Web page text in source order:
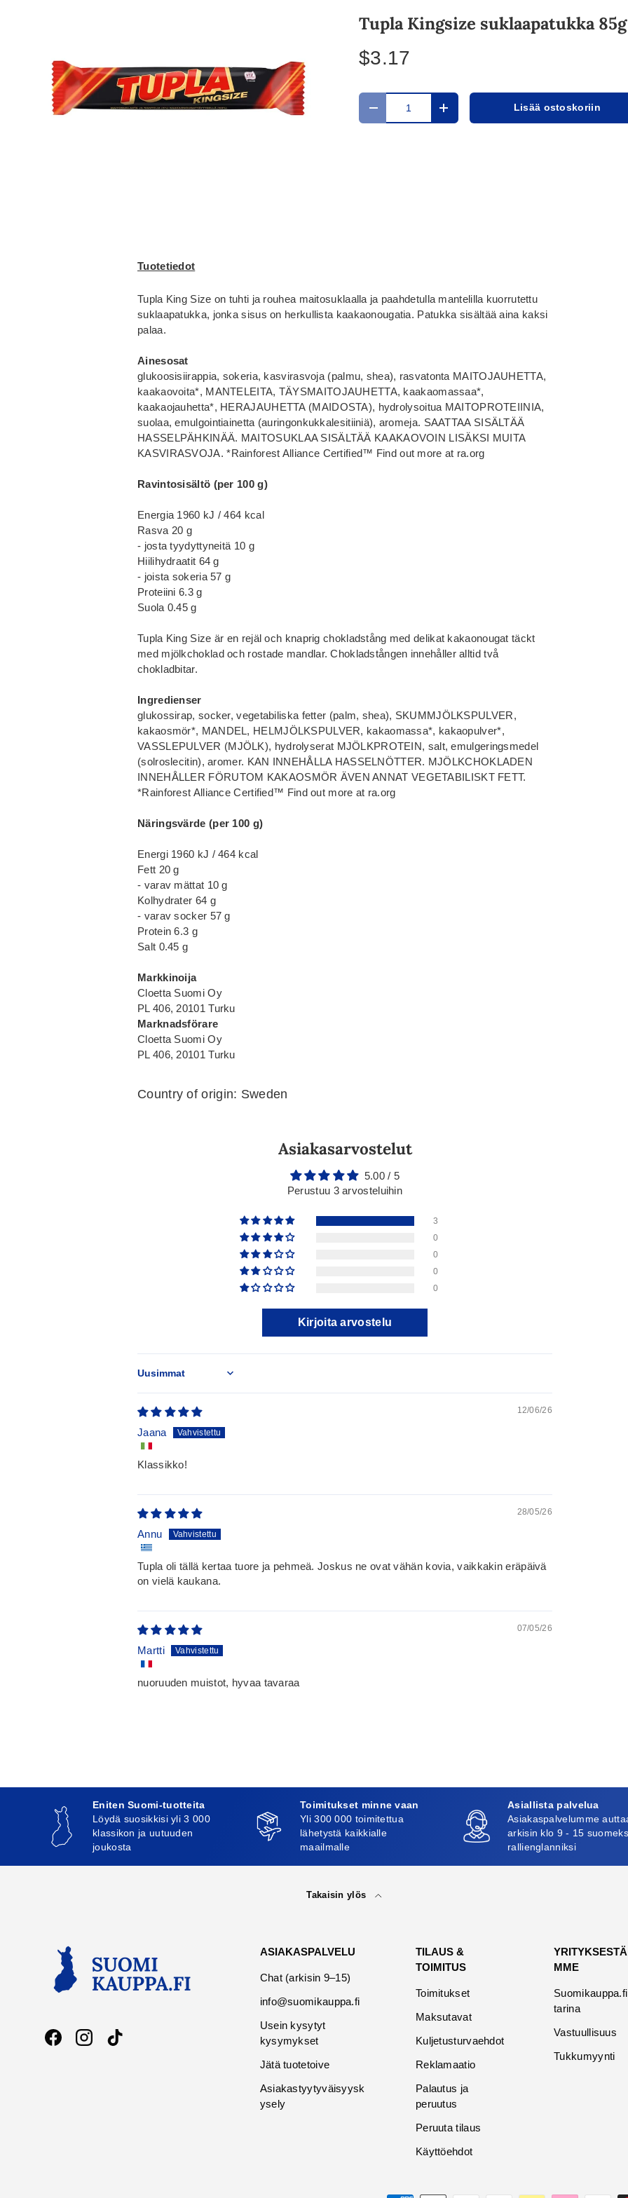
Tupla Kingsize suklaapatukka 85g
$3.17
Määrä
Translation missing: fi.cart.items.decrease_quantity
Translation missing:Lisää ostoskoriin
Tuotetiedot
Tupla King Size on tuhti ja rouhea maitosuklaalla ja paahdetulla mantelilla kuorrutettu
suklaapatukka, jonka sisus on herkullista kaakaonougatia. Patukka sisältää aina kaksi
palaa.
Ainesosat
glukoosisiirappia, sokeria, kasvirasvoja (palmu, shea), rasvatonta MAITOJAUHETTA,
kaakaovoita*, MANTELEITA, TÄYSMAITOJAUHETTA, kaakaomassaa*,
kaakaojauhetta*, HERAJAUHETTA (MAIDOSTA), hydrolysoitua MAITOPROTEIINIA,
suolaa, emulgointiainetta (auringonkukkalesitiiniä), aromeja. SAATTAA SISÄLTÄÄ
HASSELPÄHKINÄÄ. MAITOSUKLAA SISÄLTÄÄ KAAKAOVOIN LISÄKSI MUITA
KASVIRASVOJA. *Rainforest Alliance Certified™ Find out more at ra.org
Ravintosisältö (per 100 g)
Energia 1960 kJ / 464 kcal
Rasva 20 g
- josta tyydyttyneitä 10 g
Hiilihydraatit 64 g
- joista sokeria 57 g
Proteiini 6.3 g
Suola 0.45 g
Tupla King Size är en rejäl och knaprig chokladstång med delikat kakaonougat täckt
med mjölkchoklad och rostade mandlar. Chokladstången innehåller alltid två
chokladbitar.
Ingredienser
glukossirap, socker, vegetabiliska fetter (palm, shea), SKUMMJÖLKSPULVER,
kakaosmör*, MANDEL, HELMJÖLKSPULVER, kakaomassa*, kakaopulver*,
VASSLEPULVER (MJÖLK), hydrolyserat MJÖLKPROTEIN, salt, emulgeringsmedel
(solroslecitin), aromer. KAN INNEHÅLLA HASSELNÖTTER. MJÖLKCHOKLADEN
INNEHÅLLER FÖRUTOM KAKAOSMÖR ÄVEN ANNAT VEGETABILISKT FETT.
*Rainforest Alliance Certified™ Find out more at ra.org
Näringsvärde (per 100 g)
Energi 1960 kJ / 464 kcal
Fett 20 g
- varav mättat 10 g
Kolhydrater 64 g
- varav socker 57 g
Protein 6.3 g
Salt 0.45 g
Markkinoija
Cloetta Suomi Oy
PL 406, 20101 Turku
Marknadsförare
Cloetta Suomi Oy
PL 406, 20101 Turku
Country of origin: Sweden
Asiakasarvostelut
5.00 / 5
Perustuu 3 arvosteluihin
3
0
0
0
0
Kirjoita arvostelu
Sort by
12/06/26
Jaana
Klassikko!
28/05/26
Annu
Tupla oli tällä kertaa tuore ja pehmeä. Joskus ne ovat vähän kovia, vaikkakin eräpäivä
on vielä kaukana.
07/05/26
Martti
nuoruuden muistot, hyvaa tavaraa
Eniten Suomi-tuotteita
Löydä suosikkisi yli 3 000
klassikon ja uutuuden
joukosta
Toimitukset minne vaan
Yli 300 000 toimitettua
lähetystä kaikkialle
maailmalle
Asiallista palvelua
Asiakaspalvelumme
arkisin klo 9 - 15
rallienglanniksi
Takaisin ylös
FacebookInstagramTikTok
ASIAKASPALVELU
Chat (arkisin 9–15)
info@suomikauppa.fi
Usein kysytyt
kysymykset
Jätä tuotetoive
Asiakastyytyväisyysk
ysely
TILAUS &
TOIMITUS
Toimitukset
Maksutavat
Kuljetusturvaehdot
Reklamaatio
Palautus ja
peruutus
Peruuta tilaus
Käyttöehdot
YRITYKSESTÄ
MME
Suomikauppa.fi
tarina
Vastuullisuus
Tukkumyynti